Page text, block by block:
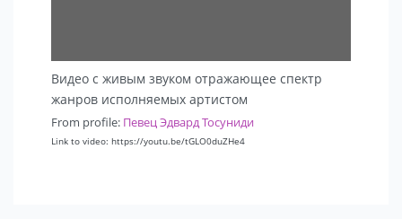
Видео с живым звуком отражающее спектр
жанров исполняемых артистом
From profile: Певец Эдвард Тосуниди
Link to video: https://youtu.be/tGLO0duZHe4